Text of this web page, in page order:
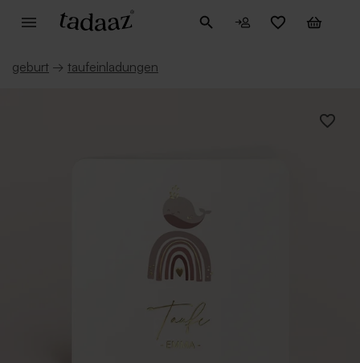
geburt → taufeinladungen